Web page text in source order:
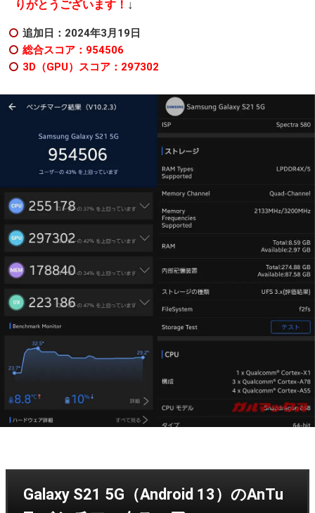
りがとうございます！ ↓
追加日：2024年3月19日
総合スコア：954506
3D（GPU）スコア：297302
Galaxy S21 5G（Android 13）のAnTu